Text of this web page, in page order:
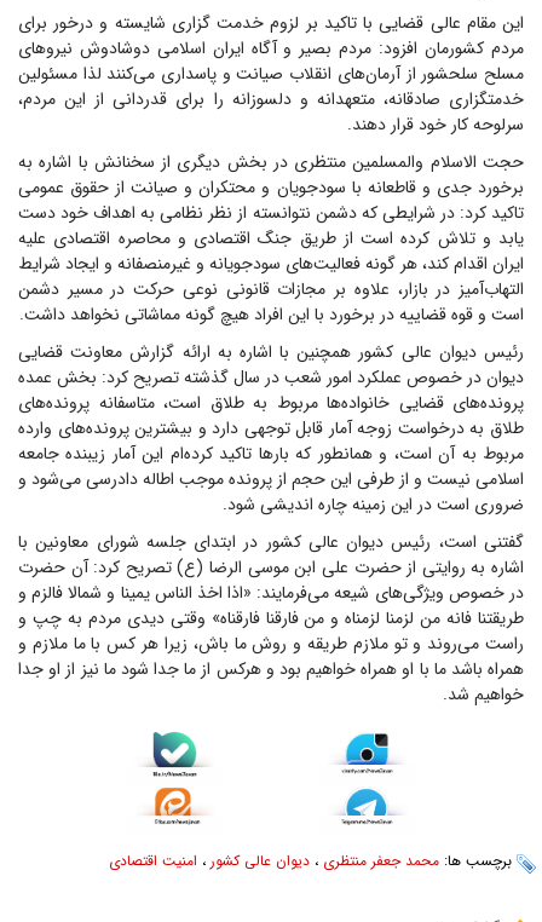
این مقام عالی قضایی با تاکید بر لزوم خدمت گزاری شایسته و درخور برای
مردم کشورمان افزود: مردم بصیر و آگاه ایران اسلامی دوشادوش نیرو‌های
مسلح سلحشور از آرمان‌های انقلاب صیانت و پاسداری می‌کنند لذا مسئولین
خدمتگزاری صادقانه، متعهدانه و دلسوزانه را برای قدردانی از این مردم،
سرلوحه کار خود قرار دهند.
حجت الاسلام والمسلمین منتظری در بخش دیگری از سخنانش با اشاره به
برخورد جدی و قاطعانه با سودجویان و محتکران و صیانت از حقوق عمومی
تاکید کرد: در شرایطی که دشمن نتوانسته از نظر نظامی به اهداف خود دست
یابد و تلاش کرده است از طریق جنگ اقتصادی و محاصره اقتصادی علیه
ایران اقدام کند، هر گونه فعالیت‌های سودجویانه و غیرمنصفانه و ایجاد شرایط
التهاب‌آمیز در بازار، علاوه بر مجازات قانونی نوعی حرکت در مسیر دشمن
است و قوه قضاییه در برخورد با این افراد هیچ گونه مماشاتی نخواهد داشت.
رئیس دیوان عالی کشور همچنین با اشاره به ارائه گزارش معاونت قضایی
دیوان در خصوص عملکرد امور شعب در سال گذشته تصریح کرد: بخش عمده
پرونده‌های قضایی خانواده‌ها مربوط به طلاق است، متاسفانه پرونده‌های
طلاق به درخواست زوجه آمار قابل توجهی دارد و بیشترین پرونده‌های وارده
مربوط به آن است، و همانطور که بار‌ها تاکید کرده‌ام این آمار زیبنده جامعه
اسلامی نیست و از طرفی این حجم از پرونده موجب اطاله دادرسی می‌شود و
ضروری است در این زمینه چاره اندیشی شود.
گفتنی است، رئیس دیوان عالی کشور در ابتدای جلسه شورای معاونین با
اشاره به روایتی از حضرت علی ابن موسی الرضا (ع) تصریح کرد: آن حضرت
در خصوص ویژگی‌های شیعه می‌فرمایند: «اذا اخذ الناس یمینا و شمالا فالزم و
طریقتنا فانه من لزمنا لزمناه و من فارقنا فارقناه» وقتی دیدی مردم به چپ و
راست می‌روند و تو ملازم طریقه و روش ما باش، زیرا هر کس با ما ملازم و
همراه باشد ما با او همراه خواهیم بود و هرکس از ما جدا شود ما نیز از او جدا
خواهیم شد.
برچسب ها: محمد جعفر منتظری ، دیوان عالی کشور ، امنیت اقتصادی